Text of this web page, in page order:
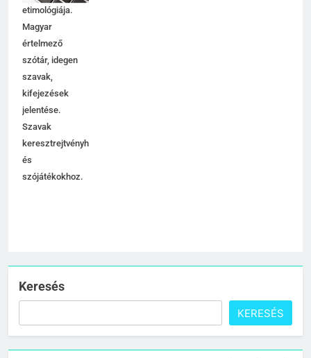
etimológiája.
Magyar
értelmező
szótár, idegen
szavak,
kifejezések
jelentése.
Szavak
keresztrejtvényhez
és
szójátékokhoz.
Keresés
KERESÉS
1
2
4
Célkitűzés jelentése